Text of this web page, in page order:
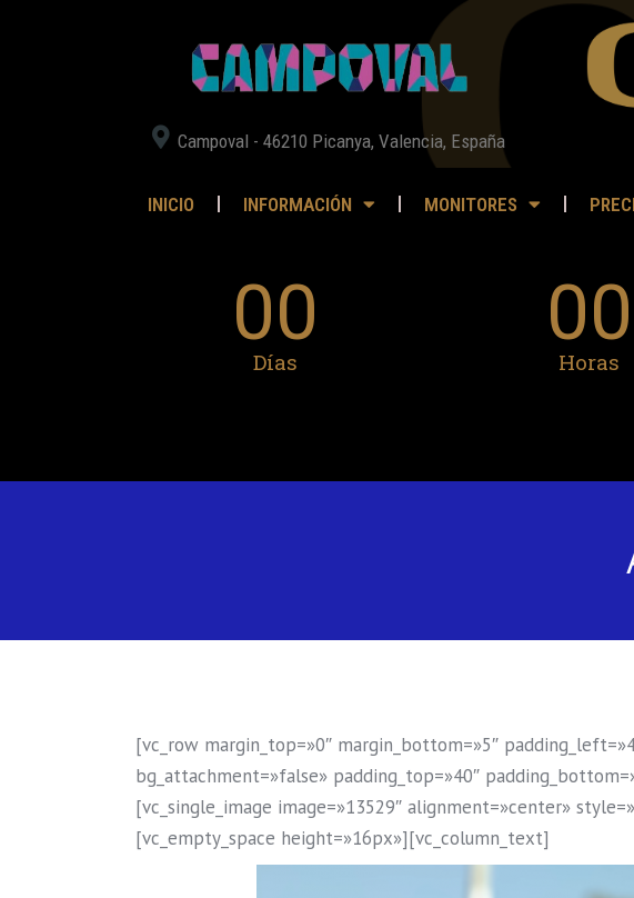
Campoval - 46210 Picanya, Valencia, España
INICIO INFORMACIÓN MONITORES
00
Días
00
Horas
[vc_row margin_top=»0″ margin_bottom=»5″
bg_attachment=»false» padding_top=»40″
[vc_single_image image=»13529″ alignment=»center»
[vc_empty_space height=»16px»][vc_column_text]